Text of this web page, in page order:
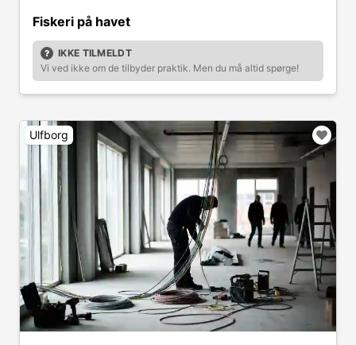
Fiskeri på havet
IKKE TILMELDT
Vi ved ikke om de tilbyder praktik. Men du må altid spørge!
Ulfborg